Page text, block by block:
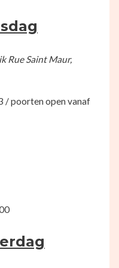
Rue Saint Maur,
/ poorten open vanaf